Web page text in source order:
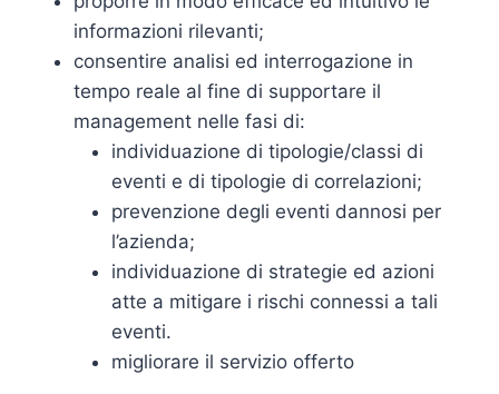
informazioni rilevanti;
consentire analisi ed interrogazione in
tempo reale al fine di supportare il
management nelle fasi di:
individuazione di tipologie/classi di
eventi e di tipologie di correlazioni;
prevenzione degli eventi dannosi per
l’azienda;
individuazione di strategie ed azioni
atte a mitigare i rischi connessi a tali
eventi.
migliorare il servizio offerto